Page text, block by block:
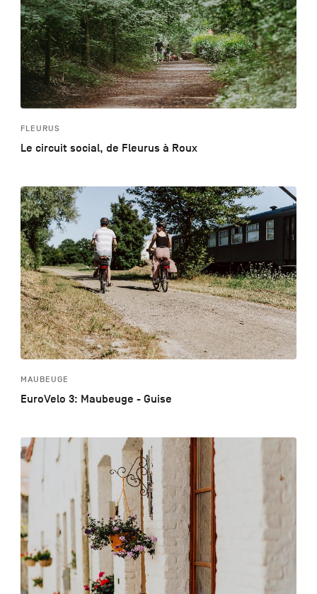
FLEURUS
Le circuit social, de Fleurus à Roux
MAUBEUGE
EuroVelo 3: Maubeuge - Guise